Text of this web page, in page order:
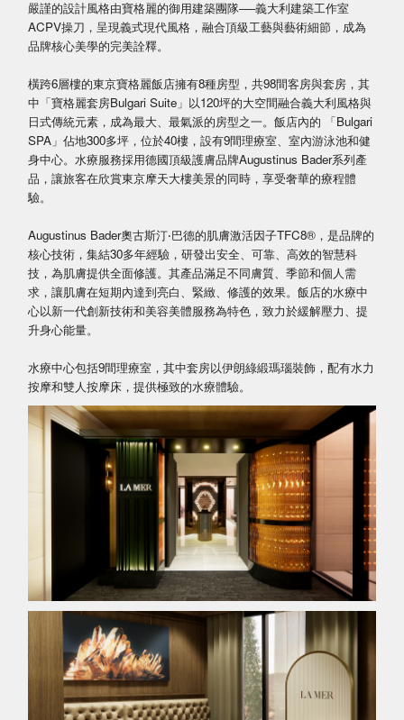
嚴謹的設計風格由寶格麗的御用建築團隊──義大利建築工作室
ACPV操刀，呈現義式現代風格，融合頂級工藝與藝術細節，成為
品牌核心美學的完美詮釋。
橫跨6層樓的東京寶格麗飯店擁有8種房型，共98間客房與套房，其
中「寶格麗套房Bulgari Suite」以120坪的大空間融合義大利風格與
日式傳統元素，成為最大、最氣派的房型之一。飯店內的 「Bulgari
SPA」佔地300多坪，位於40樓，設有9間理療室、室內游泳池和健
身中心。水療服務採用德國頂級護膚品牌Augustinus Bader系列產
品，讓旅客在欣賞東京摩天大樓美景的同時，享受奢華的療程體
驗。
Augustinus Bader奧古斯汀‧巴德的肌膚激活因子TFC8®，是品牌的
核心技術，集結30多年經驗，研發出安全、可靠、高效的智慧科
技，為肌膚提供全面修護。其產品滿足不同膚質、季節和個人需
求，讓肌膚在短期內達到亮白、緊緻、修護的效果。飯店的水療中
心以新一代創新技術和美容美體服務為特色，致力於緩解壓力、提
升身心能量。
水療中心包括9間理療室，其中套房以伊朗綠緞瑪瑙裝飾，配有水力
按摩和雙人按摩床，提供極致的水療體驗。